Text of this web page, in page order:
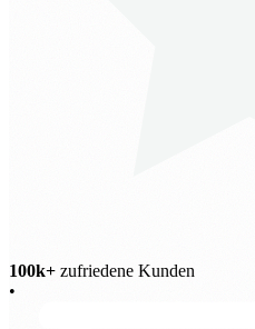
100k+ zufriedene Kunden
•